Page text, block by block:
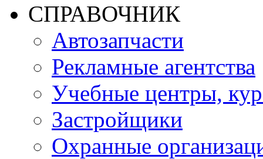
СПРАВОЧНИК
Автозапчасти
Рекламные агентства
Учебные центры,
Застройщики
Охранные